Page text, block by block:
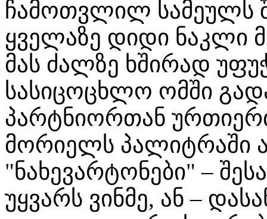
ჩამოთვლილ სამეულს
ყველაზე დიდი ნაკლი
მას ძალზე ხშირად
სასიცოცხლო ომში
პარტნიორთან
მორიელს პალიტრაში
"ნახევარტონები" –
უყვარს ვინმე, ან –